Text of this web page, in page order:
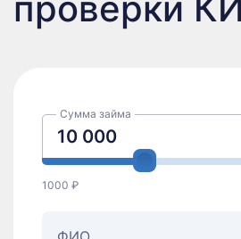
Сумма займа
1000 ₽
Онлайн